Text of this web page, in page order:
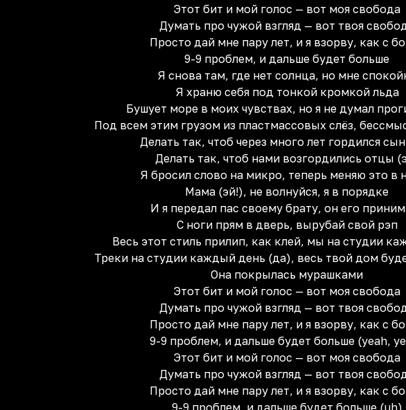
Этот бит и мой голос — вот моя свобода
Думать про чужой взгляд — вот твоя
Просто дай мне пару лет, и я взорву, как с
9-9 проблем, и дальше будет больше
Я снова там, где нет солнца, но мне
Я храню себя под тонкой кромкой льда
Бушует море в моих чувствах, но я не думал
Под всем этим грузом из пластмассовых слёз,
Делать так, чтоб через много лет гордился
Делать так, чтоб нами возгордились отцы
Я бросил слово на микро, теперь меняю это в
Мама (эй!), не волнуйся, я в порядке
И я передал пас своему брату, он его
С ноги прям в дверь, вырубай свой рэп
Весь этот стиль прилип, как клей, мы на студии
Треки на студии каждый день (да), весь твой дом
Она покрылась мурашками
Этот бит и мой голос — вот моя свобода
Думать про чужой взгляд — вот твоя
Просто дай мне пару лет, и я взорву, как с
9-9 проблем, и дальше будет больше (yeah,
Этот бит и мой голос — вот моя свобода
Думать про чужой взгляд — вот твоя
Просто дай мне пару лет, и я взорву, как с
9-9 проблем, и дальше будет больше (uh)